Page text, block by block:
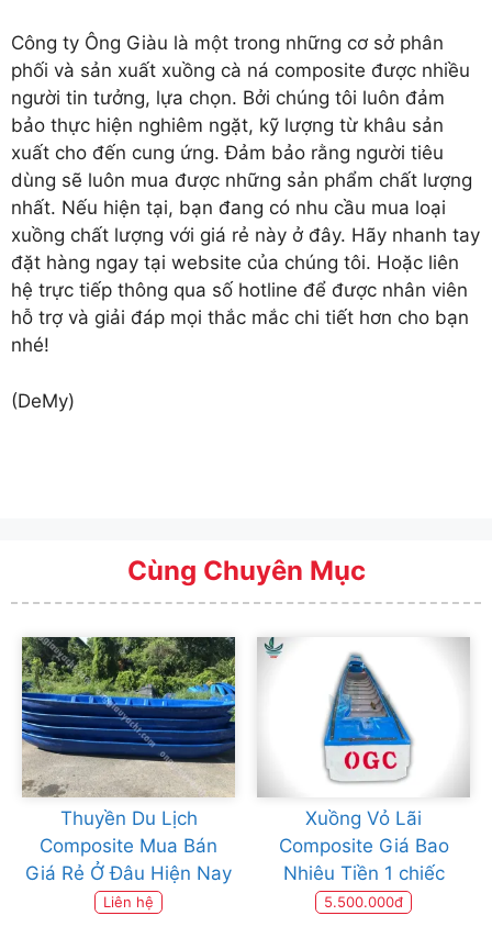
Công ty Ông Giàu là một trong những cơ sở phân
phối và sản xuất xuồng cà ná composite được nhiều
người tin tưởng, lựa chọn. Bởi chúng tôi luôn đảm
bảo thực hiện nghiêm ngặt, kỹ lượng từ khâu sản
xuất cho đến cung ứng. Đảm bảo rằng người tiêu
dùng sẽ luôn mua được những sản phẩm chất lượng
nhất. Nếu hiện tại, bạn đang có nhu cầu mua loại
xuồng chất lượng với giá rẻ này ở đây. Hãy nhanh tay
đặt hàng ngay tại website của chúng tôi. Hoặc liên
hệ trực tiếp thông qua số hotline để được nhân viên
hỗ trợ và giải đáp mọi thắc mắc chi tiết hơn cho bạn
nhé!
(DeMy)
Cùng Chuyên Mục
Thuyền Du Lịch
Composite Mua Bán
Giá Rẻ Ở Đâu Hiện Nay
Liên hệ
Xuồng Vỏ Lãi
Composite Giá Bao
Nhiêu Tiền 1 chiếc
5.500.000đ